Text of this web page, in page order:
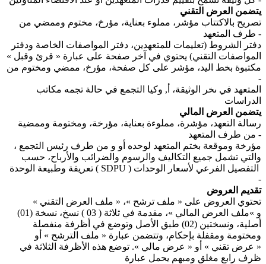
يتضمن العرض التقني
تصريح بالاكتتاب مؤشر، مملوء بعناية، مؤرخ، مختوم وممضي من
طرف المتعهد -
دفتر الشروط (تعليمات للمتعهدين، دفتر المواصفات الخاصة ودفتر
المواصفات التقني) يحتوي في آخر صفحة على عبارة « قرئ وقبل »
مكتبوة بخط اليد، مؤشر على كل صفحة، مؤرخ، ممضي ومختوم من
-
المتعهد في ىخر الوثيقة، أ, وكيا التجمع في حالة تجمه مكاتب
الدراسات
يتضمن العرض المالي
رسالة التعهد، مؤشرة، مملوءة بعناية، مؤرخة، ومختومة وممضية
من طرف المتعهد -
مؤرخة وموقعة بختم المتعهد لوحده أو و من طرف رئيس التجمع ،
والتي تشمل جميع التكاليف والرسوم والضرائب والأرباح، حسب
تعريفة وطبيعة الوحدة ( SDPU ) التفصيل الفرعي لأسعار الوحدات
-
تقديم العروض
تحتوي العروض على « ملف ترشح »، « ملف العرض التقني »
و »ملف العرض المالي »، مقدمة في ثلاثة ( 03 ) نسخ، نسخة (01)
أصلية، ونسختين (02) طبق الأصل وتوضع في أظرفة منفصلة
ومختومة ومقفلة بإحكام، وتتضمن عبارة « ملف الترشح » أو
« عرض تقني » أو « عرض مالي ». توضع هذه الأظرفة الثلاثة في
ظرف رابع مغلق ومبهم يحمل عبارة